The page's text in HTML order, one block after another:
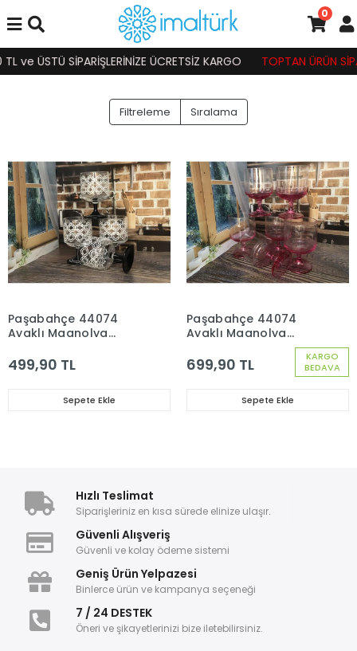
ve ÜSTÜ SİPARİŞLERİNİZE ÜCRETSİZ KARGO TOPTAN ÜRÜN
0
Filtreleme Sıralama
Paşabahçe 44074
Ayaklı Magnolya
İnci Dekor 4'lü
499,90 TL
Sepete Ekle
KARGO
BEDAVA
Paşabahçe 44074
Ayaklı Magnolya
Sunum Bardağı Pembe
6'lı
699,90 TL
Sepete Ekle
Hızlı Teslimat
Siparişleriniz en kısa sürede elinize ulaşır.
Güvenli Alışveriş
Güvenli ve kolay ödeme sistemi
Geniş Ürün Yelpazesi
Binlerce ürün ve kampanya seçeneği
7 / 24 DESTEK
Öneri ve şikayetlerinizi bize iletebilirsiniz.